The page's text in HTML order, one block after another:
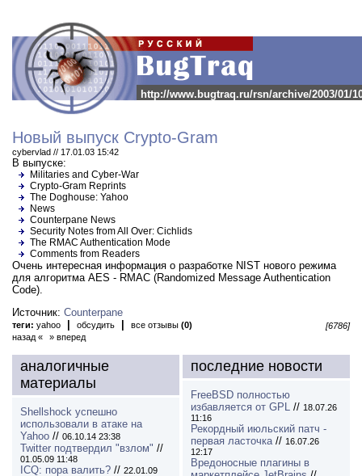
http://www.bugtraq.ru/rsn/archive/2003/01/
Новый выпуск Crypto-Gram
cybervlad // 17.01.03 15:42
В выпуске:
Militaries and Cyber-War
Crypto-Gram Reprints
The Doghouse: Yahoo
News
Counterpane News
Security Notes from All Over: Cichlids
The RMAC Authentication Mode
Comments from Readers
Очень интересная информация о разработке NIST нового режима
для алгоритма AES - RMAC (Randomized Message Authentication
Code).
Источник: Counterpane
теги: yahoo обсудить все отзывы (0)
[6786]
назад «
» вперед
аналогичные
материалы
Shellshock успешно
использовали в атаке на
Yahoo // 06.10.14 23:38
Twitter подтвердил "взлом" //
01.05.09 11:48
ICQ: пора валить? // 22.01.09
последние новости
FreeBSD полностью
избавляется от GPL // 18.07.26
11:16
Рекордный июльский патч -
первая ласточка// 16.07.26
12:17
Вредоносные плагины в